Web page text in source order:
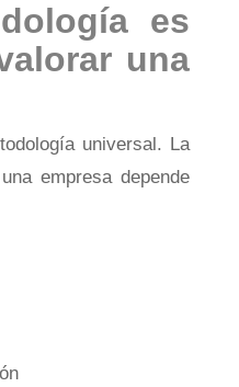
es
una
universal. La
empresa depende